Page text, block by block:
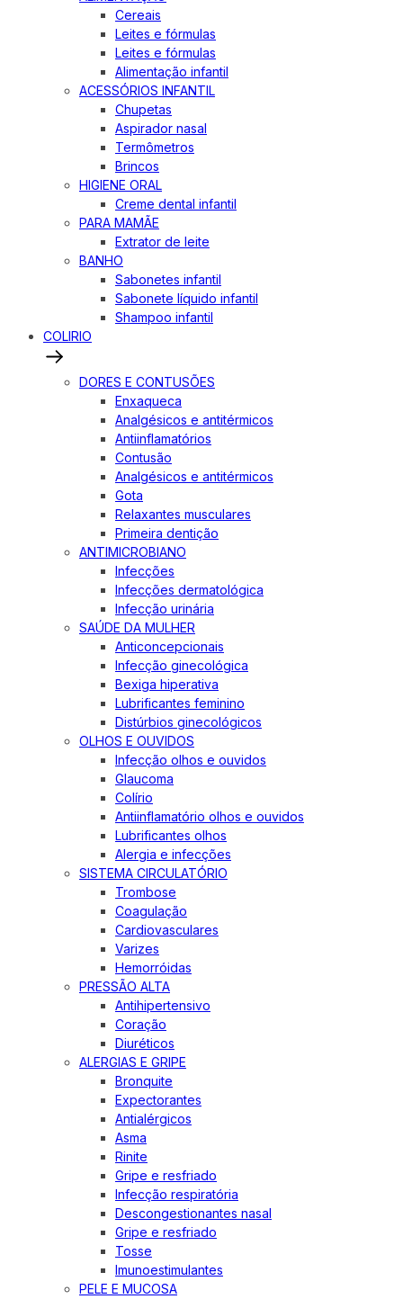
Cereais
Leites e fórmulas
Leites e fórmulas
Alimentação infantil
ACESSÓRIOS INFANTIL
Chupetas
Aspirador nasal
Termômetros
Brincos
HIGIENE ORAL
Creme dental infantil
PARA MAMÃE
Extrator de leite
BANHO
Sabonetes infantil
Sabonete líquido infantil
Shampoo infantil
COLIRIO
DORES E CONTUSÕES
Enxaqueca
Analgésicos e antitérmicos
Antiinflamatórios
Contusão
Analgésicos e antitérmicos
Gota
Relaxantes musculares
Primeira dentição
ANTIMICROBIANO
Infecções
Infecções dermatológica
Infecção urinária
SAÚDE DA MULHER
Anticoncepcionais
Infecção ginecológica
Bexiga hiperativa
Lubrificantes feminino
Distúrbios ginecológicos
OLHOS E OUVIDOS
Infecção olhos e ouvidos
Glaucoma
Colírio
Antiinflamatório olhos e ouvidos
Lubrificantes olhos
Alergia e infecções
SISTEMA CIRCULATÓRIO
Trombose
Coagulação
Cardiovasculares
Varizes
Hemorróidas
PRESSÃO ALTA
Antihipertensivo
Coração
Diuréticos
ALERGIAS E GRIPE
Bronquite
Expectorantes
Antialérgicos
Asma
Rinite
Gripe e resfriado
Infecção respiratória
Descongestionantes nasal
Gripe e resfriado
Tosse
Imunoestimulantes
PELE E MUCOSA